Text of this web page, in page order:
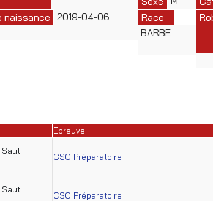
naissance 2019-04-06
Race
BARBE
Epreuve
Saut
CSO Préparatoire I
Saut
CSO Préparatoire II